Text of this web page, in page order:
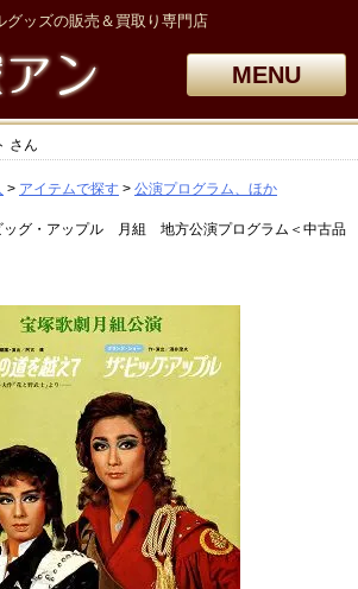
グッズの販売＆買取り専門店
MENU
さん
アイテムで探す
公演プログラム、ほか
ッグ・アップル 月組 地方公演プログラム＜中古品